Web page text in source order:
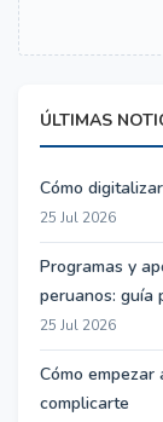
ÚLTIMAS
Cómo
25 Jul 2026
Programas y
peruanos: guía
25 Jul 2026
Cómo
complicarte